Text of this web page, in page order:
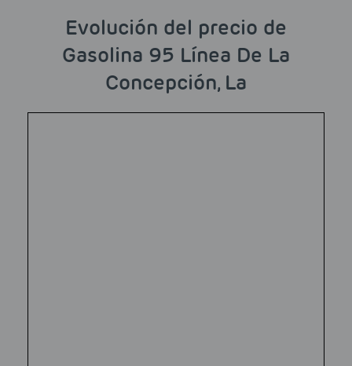
Evolución del precio de
Gasolina 95 Línea De La
Concepción, La